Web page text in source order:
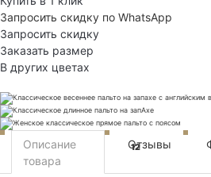
Запросить скидку по WhatsApp
Запросить скидку
Заказать размер
В других цветах
Описание
товара
Отзывы
12